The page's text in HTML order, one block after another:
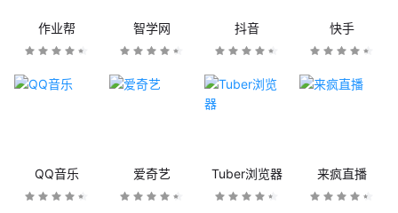
作业帮 智学网 抖音 快手
QQ音乐 爱奇艺 Tuber浏览器 来疯直播